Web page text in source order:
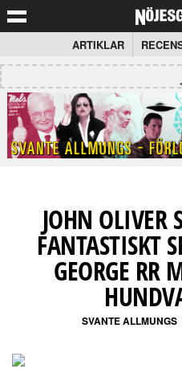
ARTIKLAR
JOHN OLIVER
FANTASTISKT
GEORGE RR
SVANTE ALLMUNGS